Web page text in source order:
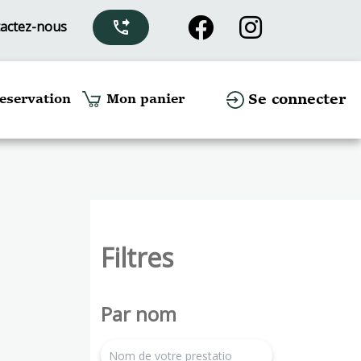
nous phone_forwarded
Mon panier Se connecter
Filtres
Par nom